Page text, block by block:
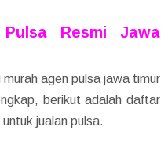
Resmi Jawa
agen pulsa jawa timur
berikut adalah daftar
jualan pulsa.